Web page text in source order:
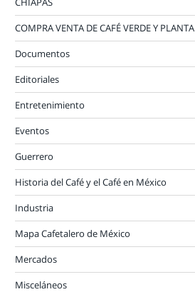
COMPRA VENTA DE CAFÉ VERDE Y PLANTA
Documentos
Editoriales
Entretenimiento
Eventos
Guerrero
Historia del Café y el Café en México
Industria
Mapa Cafetalero de México
Mercados
Misceláneos